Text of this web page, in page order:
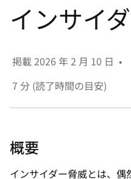
だ
い
インサイ
掲載2026 年 2 月 10 日 •
7 分 (読了時間の目安)
概要
インサイダー脅威とは、